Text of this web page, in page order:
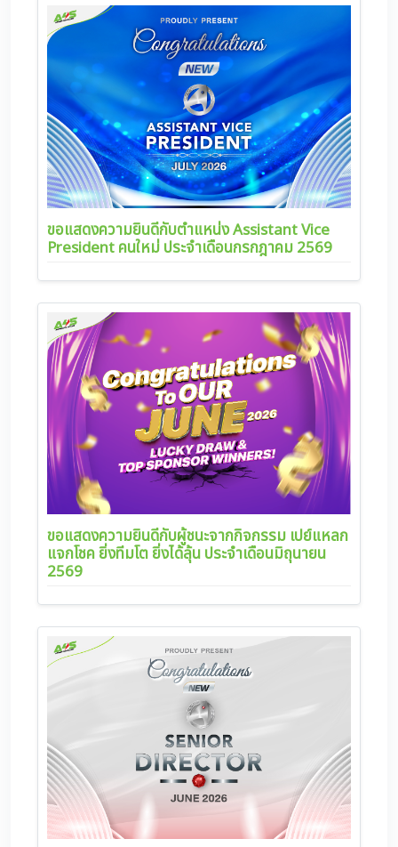
ขอแสดงความยินดีกับตำแหน่ง Assistant Vice
President คนใหม่ ประจำเดือนกรกฎาคม 2569
ขอแสดงความยินดีกับผู้ชนะจากกิจกรรม เปย์แหลก
แจกโชค ยิ่งทีมโต ยิ่งได้ลุ้น ประจำเดือนมิถุนายน
2569